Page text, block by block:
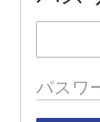
パスワ